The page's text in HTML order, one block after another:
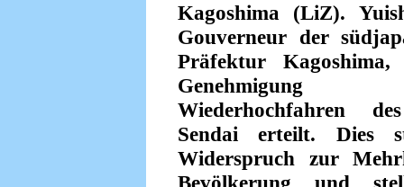
Kagoshima (LiZ).
Gouverneur der
Präfektur
Wiederhochfahren
Sendai erteilt. Dies
Widerspruch zur